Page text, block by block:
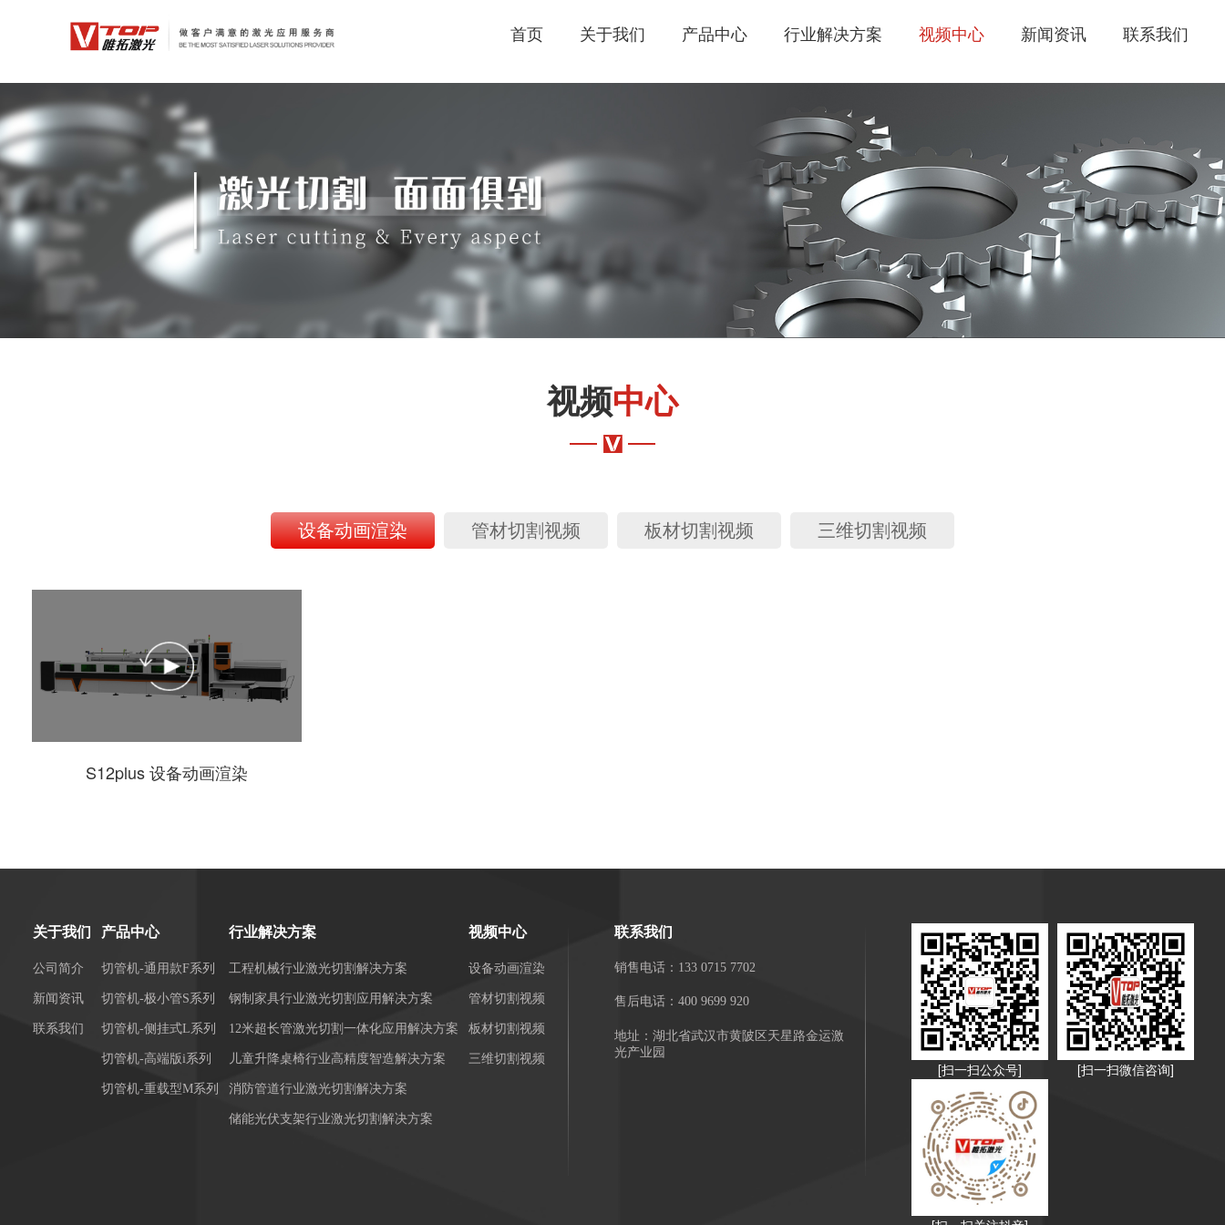
首页 关于我们 产品中心 行业解决方案 视频中心 新闻资讯 联系我们
视频中心
设备动画渲染 管材切割视频 板材切割视频 三维切割视频
S12plus 设备动画渲染
关于我们
公司简介
新闻资讯
联系我们
产品中心
切管机-通用款F系列
切管机-极小管S系列
切管机-侧挂式L系列
切管机-高端版i系列
切管机-重载型M系列
行业解决方案
工程机械行业激光切割解决方案
钢制家具行业激光切割应用解决方案
12米超长管激光切割一体化应用解决方案
儿童升降桌椅行业高精度智造解决方案
消防管道行业激光切割解决方案
储能光伏支架行业激光切割解决方案
视频中心
设备动画渲染
管材切割视频
板材切割视频
三维切割视频
联系我们
销售电话：133 0715 7702
售后电话：400 9699 920
地址：湖北省武汉市黄陂区天星路金运激
光产业园
[扫一扫公众号] [扫一扫微信咨询]